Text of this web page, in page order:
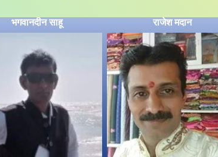
भगवानदीन साहू राजेश मदान